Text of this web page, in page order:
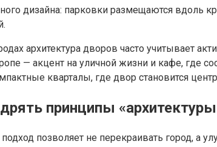
дизайна: парковки размещаются вдоль
архитектура дворов часто учитывает
— акцент на уличной жизни и кафе, где
кварталы, где двор становится
принципы
позволяет не перекраивать город, а